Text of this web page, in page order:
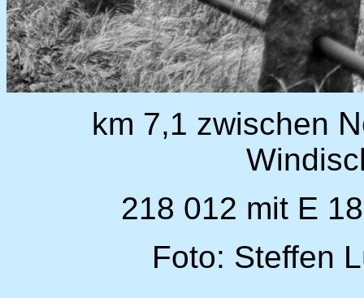
km 7,1 zwischen
218 012 mit E
Foto: Steffen